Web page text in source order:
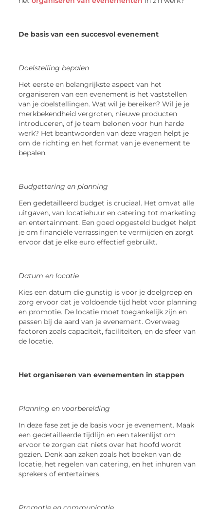
De basis van een succesvol evenement
Doelstelling bepalen
Het eerste en belangrijkste aspect van het
organiseren van een evenement is het vaststellen
van je doelstellingen. Wat wil je bereiken? Wil je je
merkbekendheid vergroten, nieuwe producten
introduceren, of je team belonen voor hun harde
werk? Het beantwoorden van deze vragen helpt je
om de richting en het format van je evenement te
bepalen.
Budgettering en planning
Een gedetailleerd budget is cruciaal. Het omvat alle
uitgaven, van locatiehuur en catering tot marketing
en entertainment. Een goed opgesteld budget helpt
je om financiële verrassingen te vermijden en zorgt
ervoor dat je elke euro effectief gebruikt.
Datum en locatie
Kies een datum die gunstig is voor je doelgroep en
zorg ervoor dat je voldoende tijd hebt voor planning
en promotie. De locatie moet toegankelijk zijn en
passen bij de aard van je evenement. Overweeg
factoren zoals capaciteit, faciliteiten, en de sfeer van
de locatie.
Het organiseren van evenementen in stappen
Planning en voorbereiding
In deze fase zet je de basis voor je evenement. Maak
een gedetailleerde tijdlijn en een takenlijst om
ervoor te zorgen dat niets over het hoofd wordt
gezien. Denk aan zaken zoals het boeken van de
locatie, het regelen van catering, en het inhuren van
sprekers of entertainers.